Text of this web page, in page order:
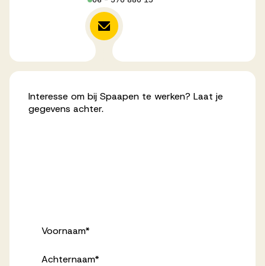
Interesse om bij Spaapen te werken? Laat je
gegevens achter.
Voornaam*
Achternaam*